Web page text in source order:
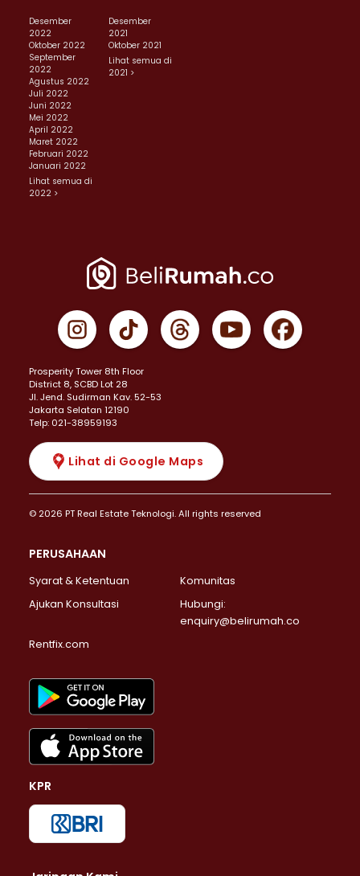
Desember
2022
Oktober 2022
September
2022
Agustus 2022
Juli 2022
Juni 2022
Mei 2022
April 2022
Maret 2022
Februari 2022
Januari 2022
Lihat semua di
2022 >
Desember
2021
Oktober 2021
Lihat semua di
2021 >
Prosperity Tower 8th Floor
District 8, SCBD Lot 28
JI. Jend. Sudirman Kav. 52-53
Jakarta Selatan 12190
Telp: 021-38959193
Lihat di Google Maps
© 2026 PT Real Estate Teknologi. All rights reserved
PERUSAHAAN
Syarat & Ketentuan
Komunitas
Ajukan Konsultasi
Hubungi:
enquiry@belirumah.co
Rentfix.com
KPR